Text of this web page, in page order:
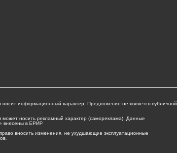
информационный характер. Предложение не является публичной
носить рекламный характер (самореклама). Данные
внесены в ЕРИР
вносить изменения, не ухудшающие эксплуатационные